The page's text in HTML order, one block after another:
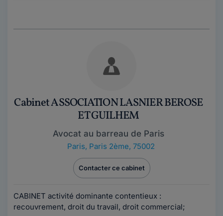
Cabinet ASSOCIATION LASNIER BEROSE
ET GUILHEM
Avocat au barreau de Paris
Paris, Paris 2ème, 75002
Contacter ce cabinet
CABINET activité dominante contentieux :
recouvrement, droit du travail, droit commercial;